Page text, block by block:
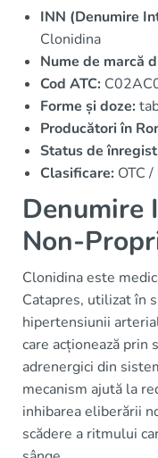
INN (Denumire
Clonidina
Nume de marcă
Cod ATC:
Forme și doze:
Producători în
Status de
Clasificare: OTC /
Denumire
Non-
Clonidina este
Catapres, utilizat în
hipertensiunii
care acționează
adrenergici din
mecanism ajută la
inhibarea eliberării
scădere a ritmului